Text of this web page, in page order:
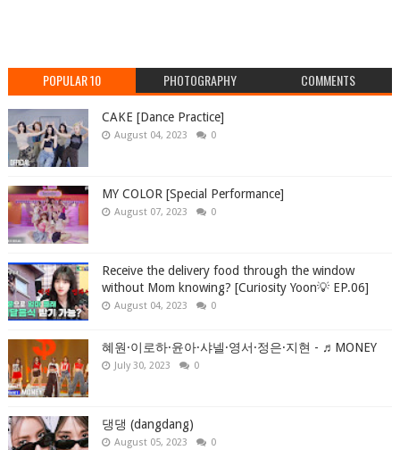
POPULAR 10 PHOTOGRAPHY COMMENTS
CAKE [Dance Practice]
August 04, 2023 0
MY COLOR [Special Performance]
August 07, 2023 0
Receive the delivery food through the window
without Mom knowing? [Curiosity Yoon💡 EP.06]
August 04, 2023 0
혜원·이로하·윤아·샤넬·영서·정은·지현 - ♬MONEY
July 30, 2023 0
댕댕 (dangdang)
August 05, 2023 0